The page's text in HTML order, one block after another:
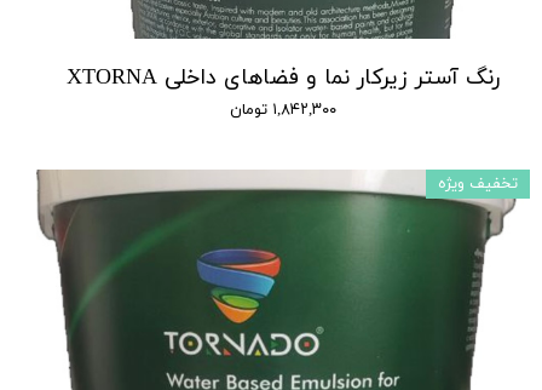
رنگ آستر زیرکار نما و فضاهای داخلی XTORNA
۱,۸۴۲,۳۰۰ تومان
تخفیف ویژه